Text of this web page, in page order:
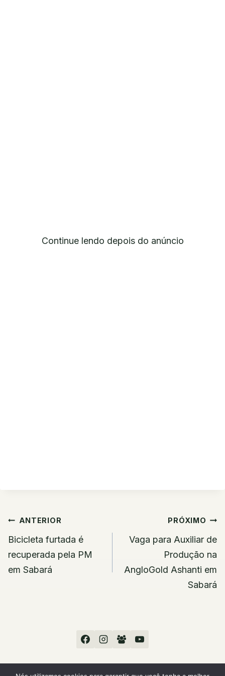
Continue lendo depois do anúncio
Navegação
de
Post
ANTERIOR
Bicicleta furtada é
recuperada pela PM
em Sabará
PRÓXIMO
Vaga para Auxiliar de
Produção na
AngloGold Ashanti em
Sabará